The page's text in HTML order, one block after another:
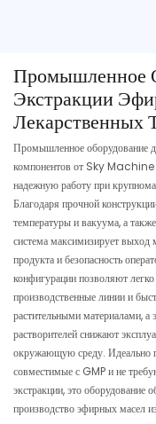
Промышленное
Экстракции
Лекарственных
Промышленное оборудование
компонентов от Sky Machine
надежную работу при
Благодаря прочной
температуры и вакуума, а
система максимизирует выход
продукта и безопасность
конфигурации позволяют
производственные линии и
растительными материалами,
растворителей снижают
окружающую среду. Идеально
совместимые с GMP и не
экстракции, это оборудование
производство эфирных масел